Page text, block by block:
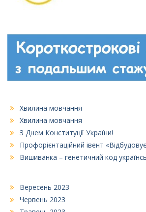
Хвилина мовчання
Хвилина мовчання
З Днем Конституції України!
Профорієнтаційний івент
Вишиванка – генетичний код
Вересень 2023
Червень 2023